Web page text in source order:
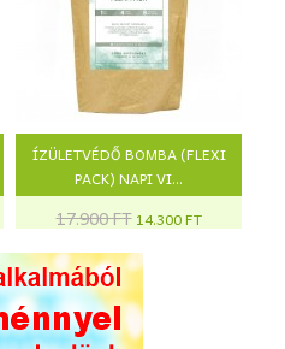
ÍZÜLETVÉDŐ BOMBA (FLEXI
PACK) NAPI VI...
17.900 FT 14.300 FT